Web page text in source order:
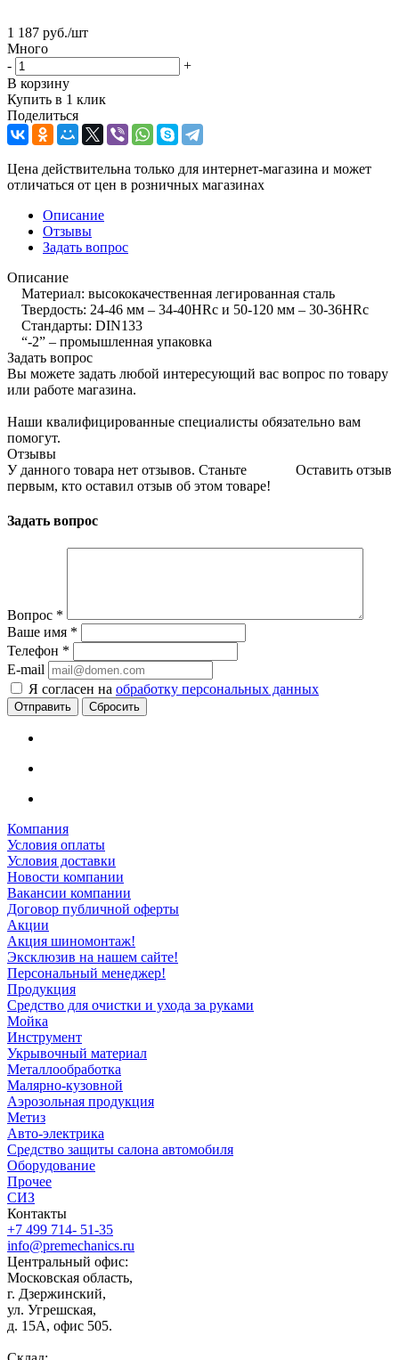
1 187 руб./шт
Много
-
+
В корзину
Купить в 1 клик
Поделиться
Цена действительна только для интернет-магазина и может
отличаться от цен в розничных магазинах
Описание
Отзывы
Задать вопрос
Описание
Материал: высококачественная легированная сталь
Твердость: 24-46 мм – 34-40HRc и 50-120 мм – 30-36HRc
Стандарты: DIN133
“-2” – промышленная упаковка
Задать вопрос
Вы можете задать любой интересующий вас вопрос по товару
или работе магазина.
Наши квалифицированные специалисты обязательно вам
помогут.
Отзывы
Оставить отзыв
У данного товара нет отзывов. Станьте
первым, кто оставил отзыв об этом товаре!
Задать вопрос
Вопрос *
Ваше имя *
Телефон *
E-mail
Я согласен на обработку персональных данных
Сбросить
Компания
Условия оплаты
Условия доставки
Новости компании
Вакансии компании
Договор публичной оферты
Акции
Акция шиномонтаж!
Эксклюзив на нашем сайте!
Персональный менеджер!
Продукция
Средство для очистки и ухода за руками
Мойка
Инструмент
Укрывочный материал
Металлообработка
Малярно-кузовной
Аэрозольная продукция
Метиз
Авто-электрика
Средство защиты салона автомобиля
Оборудование
Прочее
СИЗ
Контакты
+7 499 714- 51-35
info@premechanics.ru
Центральный офис:
Московская область,
г. Дзержинский,
ул. Угрешская,
д. 15А, офис 505.